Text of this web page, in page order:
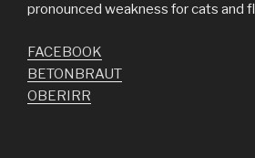
pronounced weakness for cats and
FACEBOOK
BETONBRAUT
OBERIRR